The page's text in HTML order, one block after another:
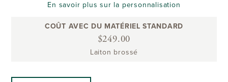
En savoir plus sur la personnalisation
COÛT AVEC DU MATÉRIEL STANDARD
$249.00
Laiton brossé